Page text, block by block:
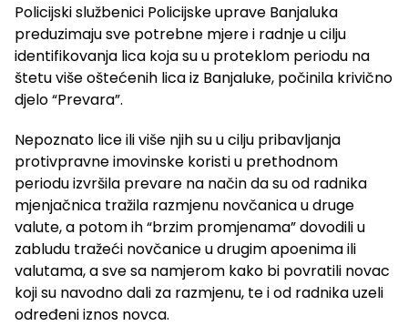
Policijski službenici Policijske uprave Banjaluka
preduzimaju sve potrebne mjere i radnje u cilju
identifikovanja lica koja su u proteklom periodu na
štetu više oštećenih lica iz Banjaluke, počinila krivično
djelo “Prevara”.
Nepoznato lice ili više njih su u cilju pribavljanja
protivpravne imovinske koristi u prethodnom
periodu izvršila prevare na način da su od radnika
mjenjačnica tražila razmjenu novčanica u druge
valute, a potom ih “brzim promjenama” dovodili u
zabludu tražeći novčanice u drugim apoenima ili
valutama, a sve sa namjerom kako bi povratili novac
koji su navodno dali za razmjenu, te i od radnika uzeli
određeni iznos novca.